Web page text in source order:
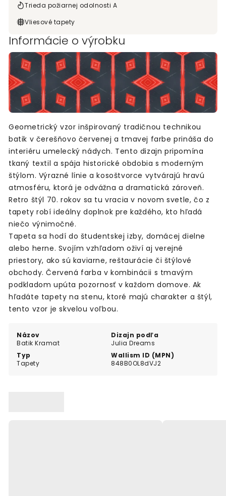
Trieda požiarnej odolnosti A
Vliesové tapety
Informácie o výrobku
Názov
Batik Kramat
Dizajn podľa
Julia Dreams
Typ
Tapety
Wallism ID (MPN)
848B0OL8dVJ2
Geometrický vzor inšpirovaný tradičnou technikou
batik v čerešňovo červenej a tmavej farbe prináša do
interiéru umelecký nádych. Tento dizajn pripomína
tkaný textil a spája historické obdobia s moderným
štýlom. Výrazné línie a kosoštvorce vytvárajú hravú
atmosféru, ktorá je odvážna a dramatická zároveň.
Retro štýl 70. rokov sa tu vracia v novom svetle, čo z
tapety robí ideálny doplnok pre každého, kto hľadá
niečo výnimočné.
Tapeta sa hodí do študentskej izby, domácej dielne
alebo herne. Svojím vzhľadom oživí aj verejné
priestory, ako sú kaviarne, reštaurácie či štýlové
obchody. Červená farba v kombinácii s tmavým
podkladom upúta pozornosť v každom domove. Ak
hľadáte tapety na stenu, ktoré majú charakter a štýl,
tento vzor je skvelou voľbou.